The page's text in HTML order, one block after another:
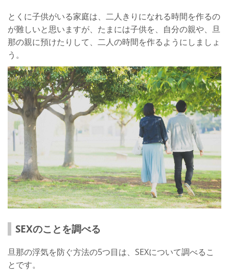
とくに子供がいる家庭は、二人きりになれる時間を作るの
が難しいと思いますが、たまには子供を、自分の親や、旦
那の親に預けたりして、二人の時間を作るようにしましょ
う。
SEXのことを調べる
旦那の浮気を防ぐ方法の5つ目は、SEXについて調べるこ
とです。